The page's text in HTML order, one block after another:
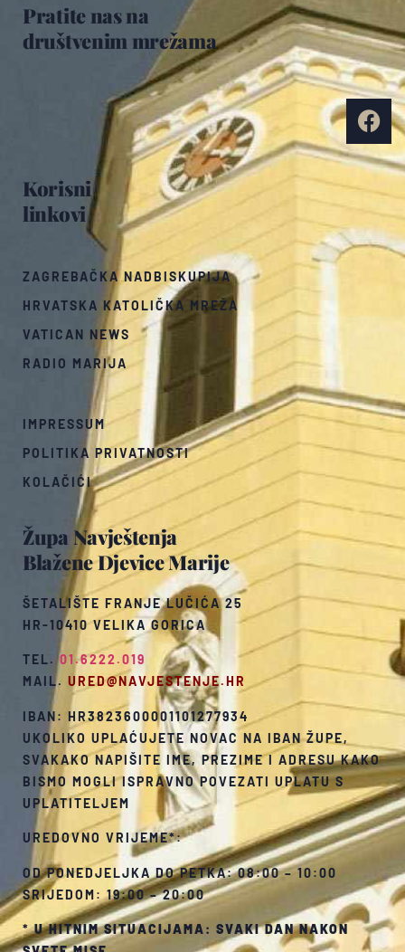
Župa Navještenja
Blažene Djevice Marije
ŠETALIŠTE FRANJE LUČIĆA 25
HR-10410 VELIKA GORICA
TEL.01.6222.019
MAIL. URED@NAVJESTENJE.HR
IBAN: HR3823600001101277934
UKOLIKO UPLAĆUJETE NOVAC NA IBAN ŽUPE,
SVAKAKO NAPIŠITE IME, PREZIME I ADRESU KAKO
BISMO MOGLI ISPRAVNO POVEZATI UPLATU S
UPLATITELJEM
UREDOVNO VRIJEME*:
OD PONEDJELJKA DO PETKA: 08:00 – 10:00
SRIJEDOM: 19:00 – 20:00
*U HITNIM SITUACIJAMA: SVAKI DAN NAKON
Korisni
linkovi
ZAGREBAČKA NADBISKUPIJA
HRVATSKA KATOLIČKA MREŽA
VATICAN NEWS
RADIO MARIJA
IMPRESSUM
POLITIKA PRIVATNOSTI
KOLAČIĆI
Pratite nas na
društvenim mrežama